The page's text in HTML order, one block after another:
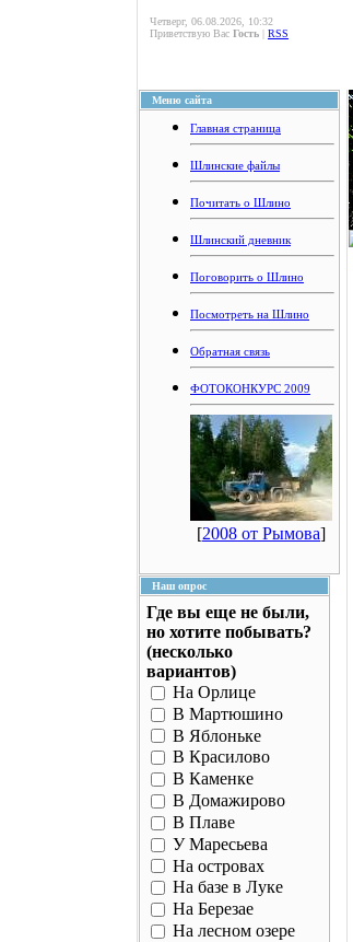
Четверг, 06.08.2026, 10:32
Приветствую Вас Гость | RSS
Меню сайта
Главная страница
Шлинские файлы
Почитать о Шлино
Шлинский дневник
Поговорить о Шлино
Посмотреть на Шлино
Обратная связь
ФОТОКОНКУРС 2009
[2008 от Рымова]
Наш опрос
Где вы еще не были,
но хотите побывать?
(несколько
вариантов)
На Орлице
В Мартюшино
В Яблоньке
В Красилово
В Каменке
В Домажирово
В Плаве
У Маресьева
На островах
На базе в Луке
На Березае
На лесном озере